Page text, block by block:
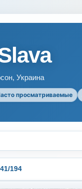
Украина
просматриваемые
194